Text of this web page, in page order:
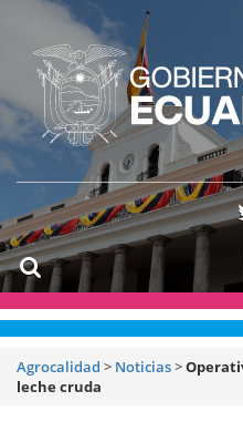
Agrocalidad > Noticias>
leche cruda